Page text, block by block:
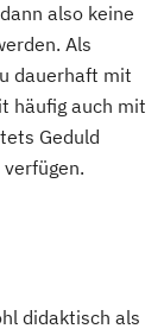
also keine
Als
dauerhaft mit
häufig auch mit
Geduld
didaktisch als